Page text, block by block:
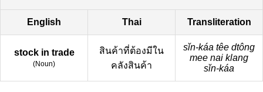
English Thai Transliteration
stock in trade
(Noun)
สินค้าที่ต้องมีใน
คลังสินค้า
sǐn-káa têe dtông
mee nai klang
sǐn-káa